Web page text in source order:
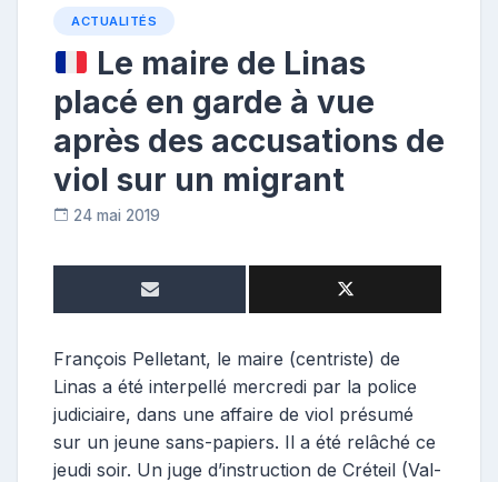
ACTUALITÉS
Le maire de Linas
placé en garde à vue
après des accusations de
viol sur un migrant
24 mai 2019
e
t
François Pelletant, le maire (centriste) de
Linas a été interpellé mercredi par la police
judiciaire, dans une affaire de viol présumé
sur un jeune sans-papiers. Il a été relâché ce
jeudi soir. Un juge d’instruction de Créteil (Val-